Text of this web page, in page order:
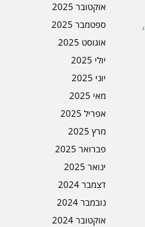
אוקטובר 2025
ספטמבר 2025
אוגוסט 2025
יולי 2025
יוני 2025
מאי 2025
אפריל 2025
מרץ 2025
פברואר 2025
ינואר 2025
דצמבר 2024
נובמבר 2024
אוקטובר 2024